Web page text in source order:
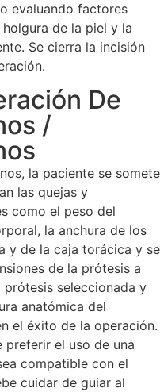
evaluando factores
de la piel y la
Se cierra la incisión
De
/
la paciente se somete
las quejas y
como el peso del
la anchura de los
y de la caja torácica y se
de la prótesis a
seleccionada y
anatómica del
el éxito de la operación.
preferir el uso de una
compatible con el
cuidar de guiar al